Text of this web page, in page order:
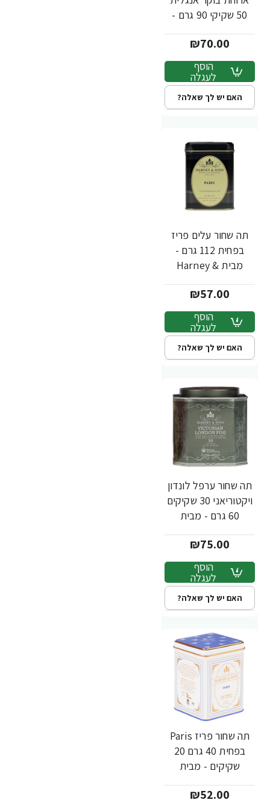
50 שקיקי 90 גרם -
Sons
₪70.00
הוסף
לעגלה
האם יש לך שאלה?
תה שחור עלים פריז
בפחית 112 גרם -
מבית Harney &
₪57.00
הוסף
לעגלה
האם יש לך שאלה?
תה שחור ערפל לונדון
ויקטוריאני 30 שקיקים
60 גרם - מבית
₪75.00
הוסף
לעגלה
האם יש לך שאלה?
תה שחור פריז Paris
בפחית 40 גרם 20
שקיקים - מבית
₪52.00